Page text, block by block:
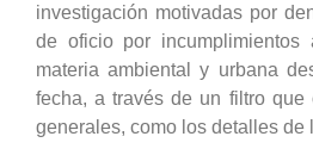
investigación motivadas por
de oficio por incumplimientos
materia ambiental y urbana
fecha, a través de un filtro que
generales, como los detalles de